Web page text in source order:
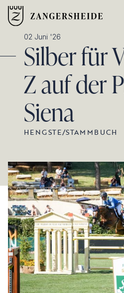
02 Juni '26
Silber für
Z auf der
Siena
HENGSTE/STAMMBUCH